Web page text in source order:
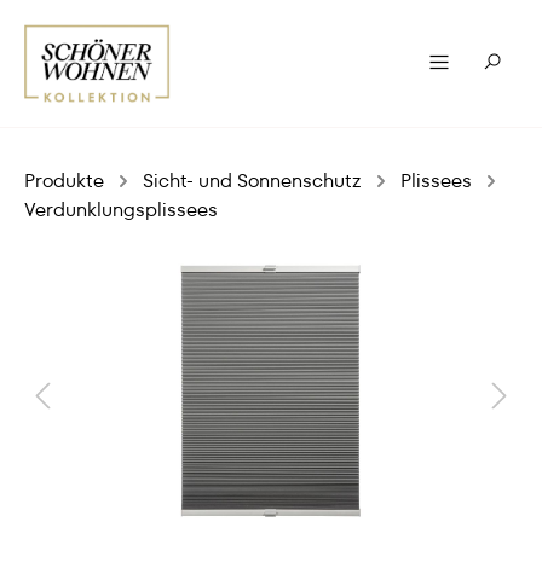
Produkte Sicht- und Sonnenschutz
Plissees
Verdunklungsplissees